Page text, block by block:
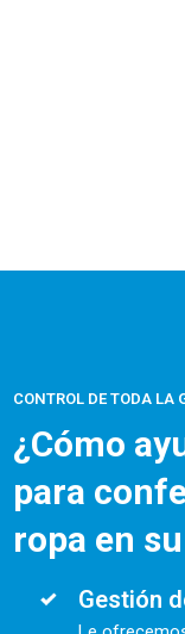
CONTROL DE TODA LA
¿Cómo
para
ropa en
Gestión